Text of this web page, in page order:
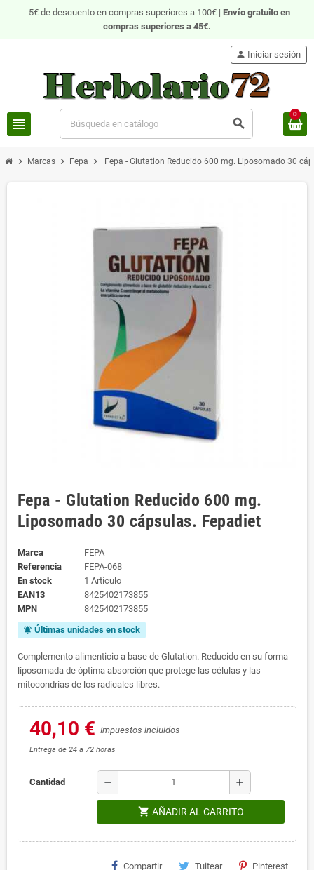
-5€ de descuento en compras superiores a 100€ | Envío gratuito en
compras superiores a 45€.
view_headline search
person Iniciar sesión
0
chevron_right Marcas chevron_right Fepa chevron_right Fepa - Glutation Reducido 600 mg. Liposomado 30
Fepa - Glutation Reducido 600 mg.
Liposomado 30 cápsulas. Fepadiet
Marca
FEPA
Referencia
FEPA-068
En stock
1 Artículo
EAN13
8425402173855
MPN
8425402173855
notifications_active Últimas unidades en stock
Complemento alimenticio a base de Glutation. Reducido en su forma
liposomada de óptima absorción que protege las células y las
mitocondrias de los radicales libres.
40,10 € Impuestos incluidos
Entrega de 24 a 72 horas
Cantidad remove add
shopping_cart AÑADIR AL CARRITO
Compartir Tuitear Pinterest